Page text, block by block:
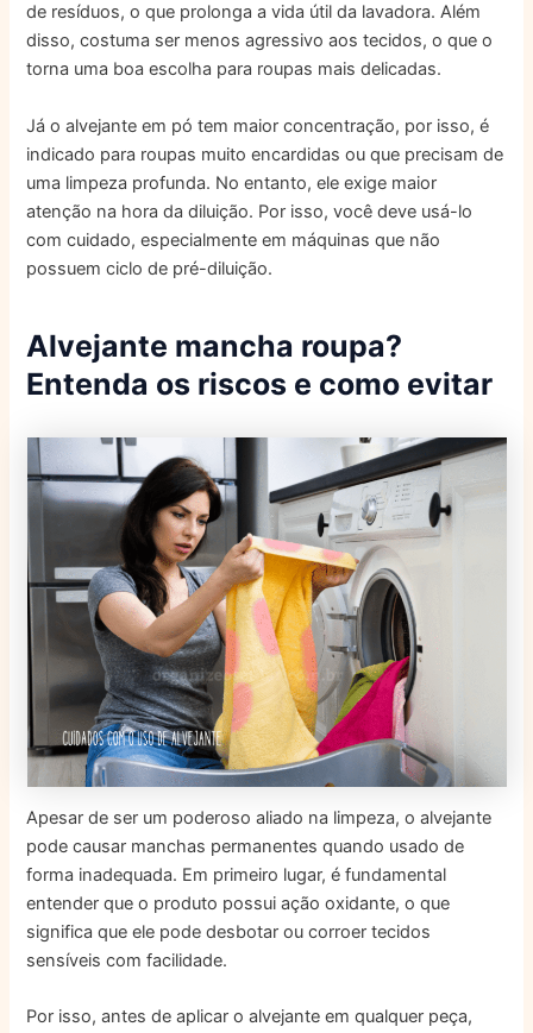
de resíduos, o que prolonga a vida útil da lavadora. Além
disso, costuma ser menos agressivo aos tecidos, o que o
torna uma boa escolha para roupas mais delicadas.
Já o alvejante em pó tem maior concentração, por isso, é
indicado para roupas muito encardidas ou que precisam de
uma limpeza profunda. No entanto, ele exige maior
atenção na hora da diluição. Por isso, você deve usá-lo
com cuidado, especialmente em máquinas que não
possuem ciclo de pré-diluição.
Alvejante mancha roupa?
Entenda os riscos e como evitar
Apesar de ser um poderoso aliado na limpeza, o alvejante
pode causar manchas permanentes quando usado de
forma inadequada. Em primeiro lugar, é fundamental
entender que o produto possui ação oxidante, o que
significa que ele pode desbotar ou corroer tecidos
sensíveis com facilidade.
Por isso, antes de aplicar o alvejante em qualquer peça,